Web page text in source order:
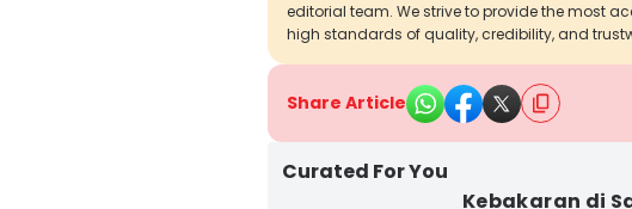
editorial team. We strive to provide the most
high standards of quality, credibility, and
Share Article
Curated For You
Kebakaran di